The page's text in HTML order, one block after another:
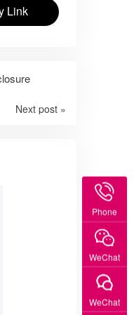
Link
Next post »
Phone
WeChat
WeChat